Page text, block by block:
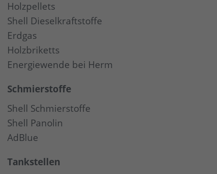
Holzpellets
Shell Dieselkraftstoffe
Erdgas
Holzbriketts
Energiewende bei Herm
Schmierstoffe
Shell Schmierstoffe
Shell Panolin
AdBlue
Tankstellen